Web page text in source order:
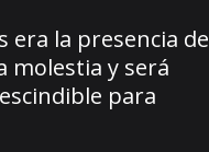
era la presencia de
molestia y será
para